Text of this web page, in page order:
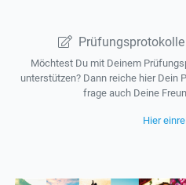
Möchtest Du mit Deinem
unterstützen? Dann reiche hier Dein
frage auch Deine
Hier